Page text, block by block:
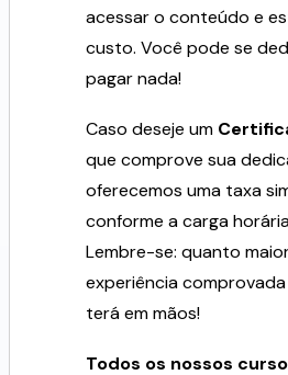
acessar o conteúdo e
custo. Você pode se
pagar nada!
Caso deseje um
que comprove sua
oferecemos uma taxa
conforme a carga
Lembre-se: quanto
experiência
terá em mãos!
Todos os nossos